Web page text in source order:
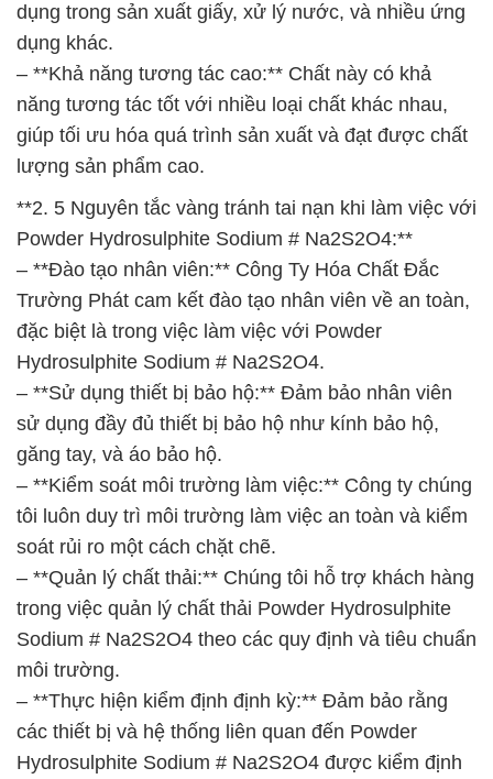
dụng trong sản xuất giấy, xử lý nước, và nhiều ứng
dụng khác.
– **Khả năng tương tác cao:** Chất này có khả
năng tương tác tốt với nhiều loại chất khác nhau,
giúp tối ưu hóa quá trình sản xuất và đạt được chất
lượng sản phẩm cao.
**2. 5 Nguyên tắc vàng tránh tai nạn khi làm việc với
Powder Hydrosulphite Sodium # Na2S2O4:**
– **Đào tạo nhân viên:** Công Ty Hóa Chất Đắc
Trường Phát cam kết đào tạo nhân viên về an toàn,
đặc biệt là trong việc làm việc với Powder
Hydrosulphite Sodium # Na2S2O4.
– **Sử dụng thiết bị bảo hộ:** Đảm bảo nhân viên
sử dụng đầy đủ thiết bị bảo hộ như kính bảo hộ,
găng tay, và áo bảo hộ.
– **Kiểm soát môi trường làm việc:** Công ty chúng
tôi luôn duy trì môi trường làm việc an toàn và kiểm
soát rủi ro một cách chặt chẽ.
– **Quản lý chất thải:** Chúng tôi hỗ trợ khách hàng
trong việc quản lý chất thải Powder Hydrosulphite
Sodium # Na2S2O4 theo các quy định và tiêu chuẩn
môi trường.
– **Thực hiện kiểm định định kỳ:** Đảm bảo rằng
các thiết bị và hệ thống liên quan đến Powder
Hydrosulphite Sodium # Na2S2O4 được kiểm định